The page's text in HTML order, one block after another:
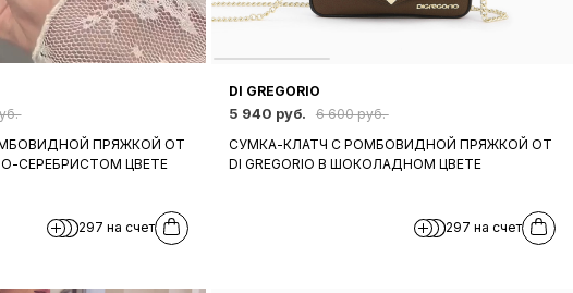
ПРЯЖКОЙ ОТ
СЕРЕБРИСТОМ ЦВЕТЕ
297 на счет
DI GREGORIO
5 940 руб.
6 600 руб.
СУМКА-КЛАТЧ С РОМБОВИДНОЙ ПРЯЖКОЙ ОТ
DI GREGORIO В ШОКОЛАДНОМ ЦВЕТЕ
297 на счет